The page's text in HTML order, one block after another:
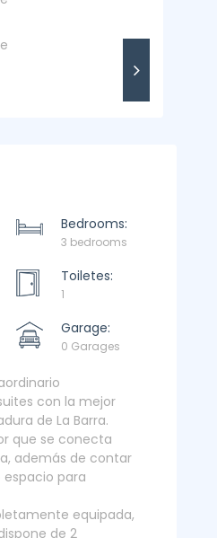
Bedrooms:
3 bedrooms
Toiletes:
1
Garage:
0 Garages
con la mejor
de La Barra.
que se conecta
además de contar
espacio para
equipada,
de 2